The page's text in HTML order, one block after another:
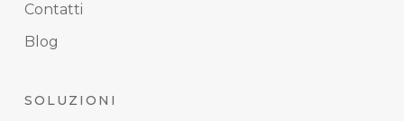
Contatti
Blog
SOLUZIONI